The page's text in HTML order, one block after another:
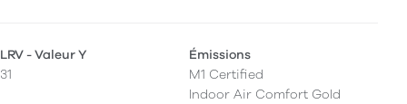
LRV - Valeur Y
31
Émissions
M1 Certified
Indoor Air Comfort Gold